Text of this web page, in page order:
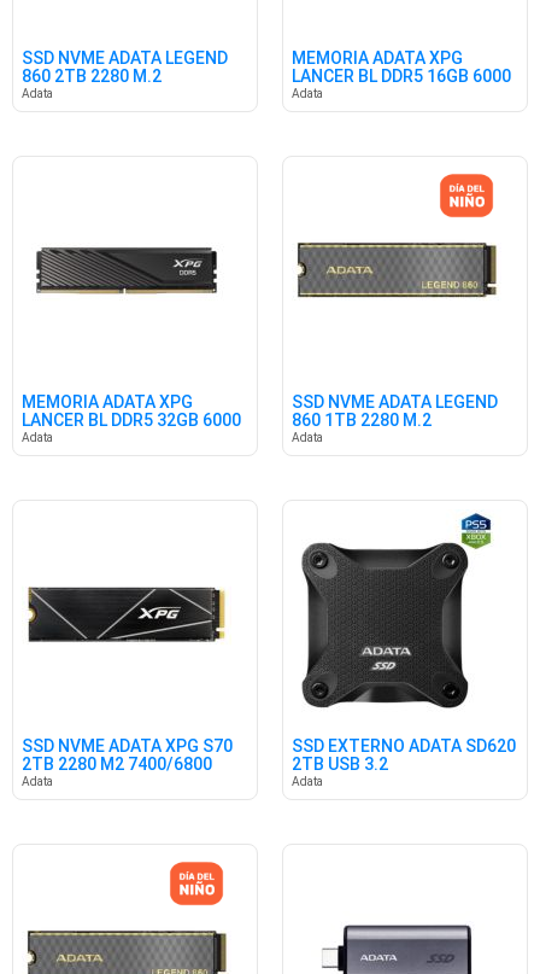
SSD NVME ADATA LEGEND
860 2TB 2280 M.2
6000/5000
Adata
MEMORIA ADATA XPG
LANCER BL DDR5 16GB 6000
CL30 BK
Adata
MEMORIA ADATA XPG
LANCER BL DDR5 32GB 6000
CL30 BK
Adata
SSD NVME ADATA LEGEND
860 1TB 2280 M.2
6000/4000
Adata
SSD NVME ADATA XPG S70
2TB 2280 M2 7400/6800
Adata
SSD EXTERNO ADATA SD620
2TB USB 3.2
Adata